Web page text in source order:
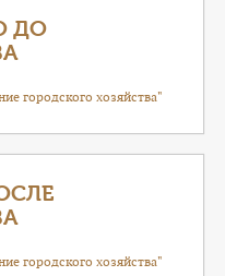
ДО
городского хозяйства"
городского хозяйства"